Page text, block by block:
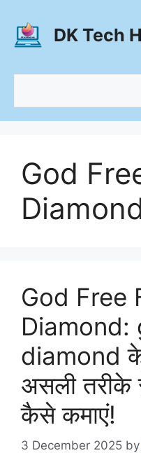
content
DK Tech
God
God Free
Diamond:
diamond
असली तरीके
कैसे कमाएं!
3 December 2025 by